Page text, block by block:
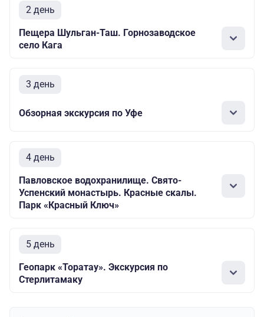
2 день
Пещера Шульган-Таш. Горнозаводское
село Кага
3 день
Обзорная экскурсия по Уфе
4 день
Павловское водохранилище. Свято-
Успенский монастырь. Красные скалы.
Парк «Красный Ключ»
5 день
Геопарк «Торатау». Экскурсия по
Стерлитамаку